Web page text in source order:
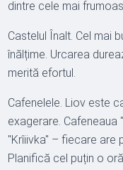
dintre cele mai
Castelul Înalt. Cel mai
înălțime. Urcarea
merită efortul.
Cafenelele. Liov este
exagerare. Cafeneaua
"Krîiivka" – fiecare are
Planifică cel puțin o